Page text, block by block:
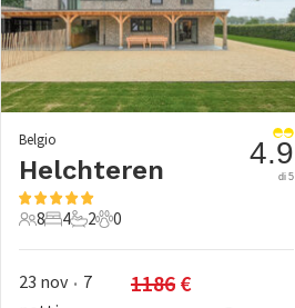
Belgio
Helchteren
8 Ospiti
8
4 Camere da letto
4
2 Bagni
2
0 Animali domestici
0
4.9
di 5
23 nov • 7
1186 €